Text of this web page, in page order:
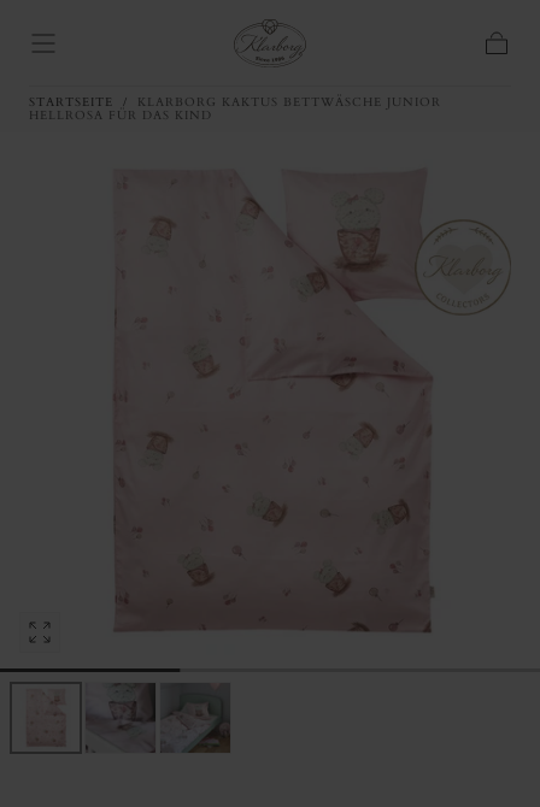
Media
0
Fenster
STARTSEITE / KLARBORG KAKTUS BETTWÄSCHE JUNIOR
HELLROSA FÜR DAS KIND